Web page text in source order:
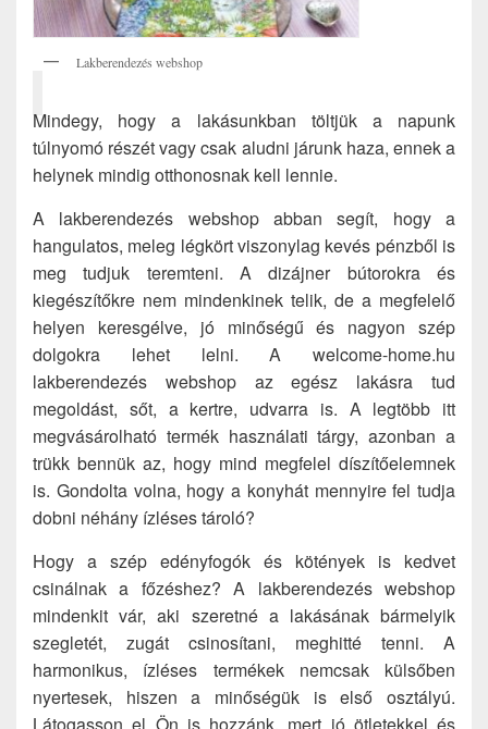
Lakberendezés webshop
Mindegy, hogy a lakásunkban töltjük a napunk
túlnyomó részét vagy csak aludni járunk haza, ennek a
helynek mindig otthonosnak kell lennie.
A lakberendezés webshop abban segít, hogy a
hangulatos, meleg légkört viszonylag kevés pénzből is
meg tudjuk teremteni. A dizájner bútorokra és
kiegészítőkre nem mindenkinek telik, de a megfelelő
helyen keresgélve, jó minőségű és nagyon szép
dolgokra lehet lelni. A welcome-home.hu
lakberendezés webshop az egész lakásra tud
megoldást, sőt, a kertre, udvarra is. A legtöbb itt
megvásárolható termék használati tárgy, azonban a
trükk bennük az, hogy mind megfelel díszítőelemnek
is. Gondolta volna, hogy a konyhát mennyire fel tudja
dobni néhány ízléses tároló?
Hogy a szép edényfogók és kötények is kedvet
csinálnak a főzéshez? A lakberendezés webshop
mindenkit vár, aki szeretné a lakásának bármelyik
szegletét, zugát csinosítani, meghitté tenni. A
harmonikus, ízléses termékek nemcsak külsőben
nyertesek, hiszen a minőségük is első osztályú.
Látogasson el Ön is hozzánk, mert jó ötletekkel és